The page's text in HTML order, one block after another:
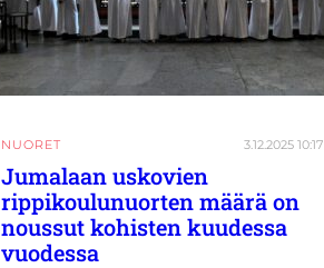
NUORET 3.12.2025 10:17
Jumalaan uskovien
rippikoulunuorten määrä on
noussut kohisten kuudessa
vuodessa